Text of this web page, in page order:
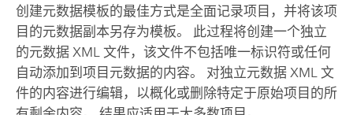
创建元数据模板的最佳方式是全面记录项目，并将该项
目的元数据副本另存为模板。 此过程将创建一个独立
的元数据 XML 文件，该文件不包括唯一标识符或任何
自动添加到项目元数据的内容。 对独立元数据 XML 文
件的内容进行编辑，以概化或删除特定于原始项目的所